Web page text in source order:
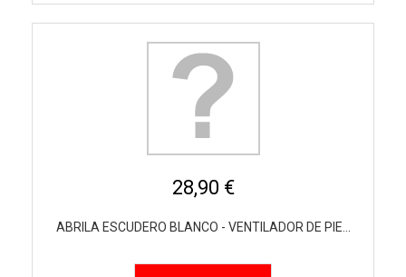
28,90 €
ABRILA ESCUDERO BLANCO - VENTILADOR DE PIE...